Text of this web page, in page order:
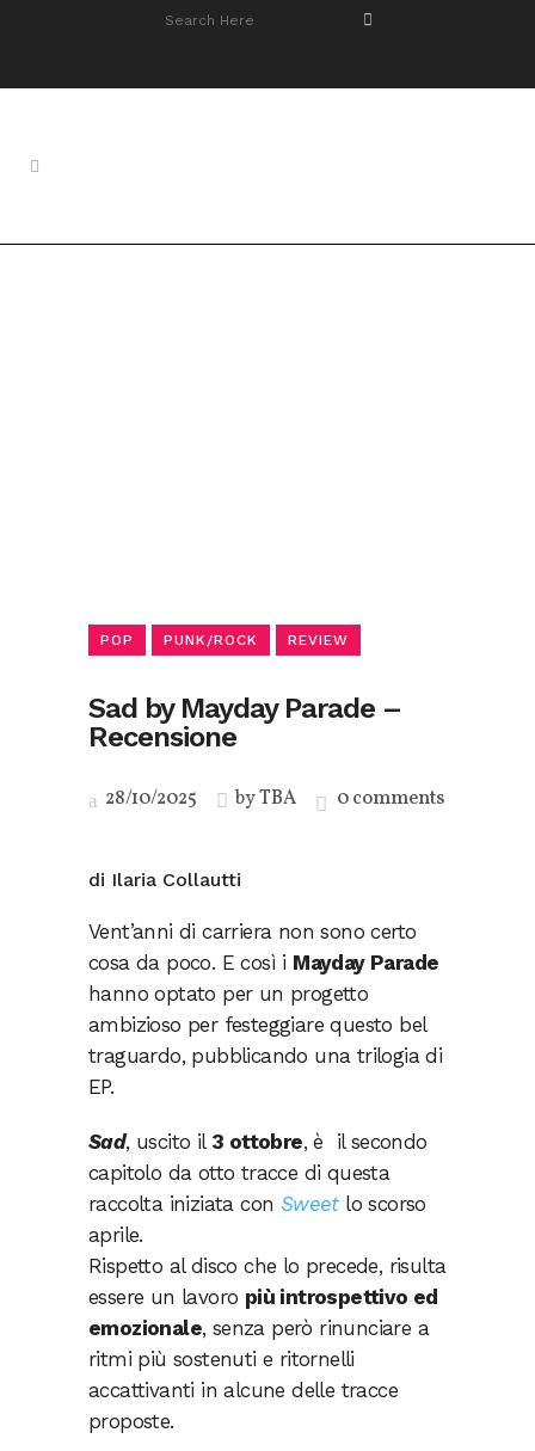
POP PUNK/ROCK REVIEW
Sad by Mayday Parade –
Recensione
28/10/2025 byTBA 0 comments
di Ilaria Collautti
Vent’anni di carriera non sono certo
cosa da poco. E così i Mayday Parade
hanno optato per un progetto
ambizioso per festeggiare questo bel
traguardo, pubblicando una trilogia di
EP.
Sad, uscito il 3 ottobre, è il secondo
capitolo da otto tracce di questa
raccolta iniziata con Sweetlo scorso
aprile.
Rispetto al disco che lo precede, risulta
essere un lavoro più introspettivo ed
emozionale, senza però rinunciare a
ritmi più sostenuti e ritornelli
accattivanti in alcune delle tracce
proposte.